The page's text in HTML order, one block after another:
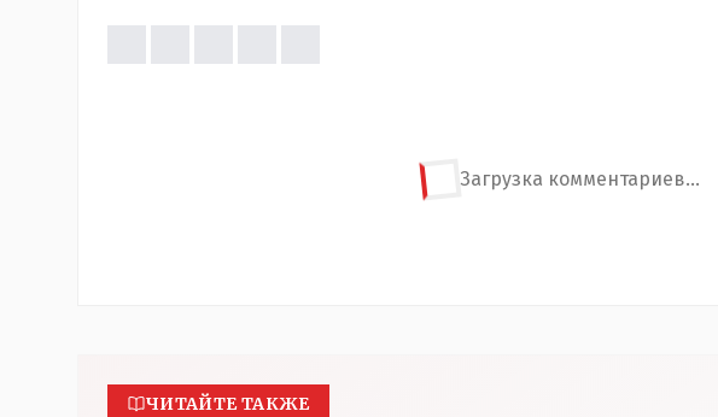
Загрузка комментариев...
ЧИТАЙТЕ ТАКЖЕ